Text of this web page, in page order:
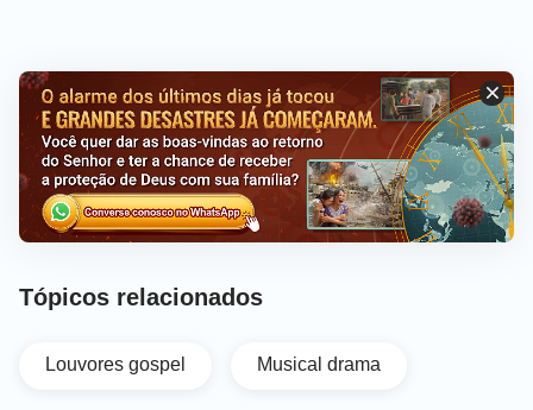
Tópicos relacionados
Louvores gospel Musical drama